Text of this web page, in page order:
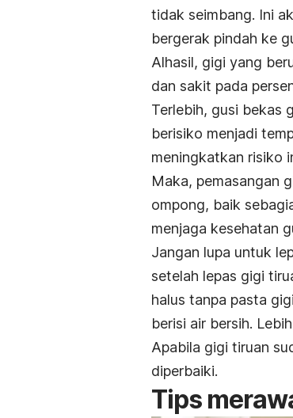
tidak seimbang. Ini
bergerak pindah ke
Alhasil, gigi yang
dan sakit pada
Terlebih, gusi bekas
berisiko menjadi
meningkatkan risiko
Maka, pemasangan
ompong, baik
menjaga kesehatan
Jangan lupa untuk
setelah lepas gigi
halus tanpa pasta
berisi air bersih.
Apabila gigi tiruan
diperbaiki.
Tips